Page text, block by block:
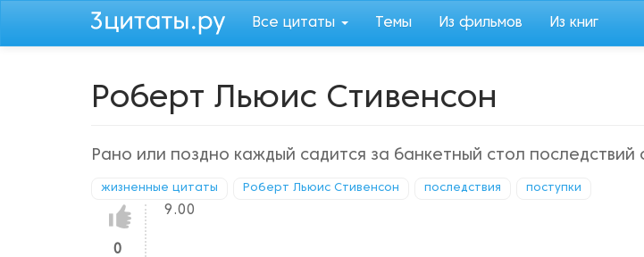
Все цитаты Темы Из фильмов Из книг
Роберт Льюис Стивенсон
Рано или поздно каждый садится за банкетный стол последствий
жизненные цитаты Роберт Льюис Стивенсон последствия поступки
Нравится!
0
9.00